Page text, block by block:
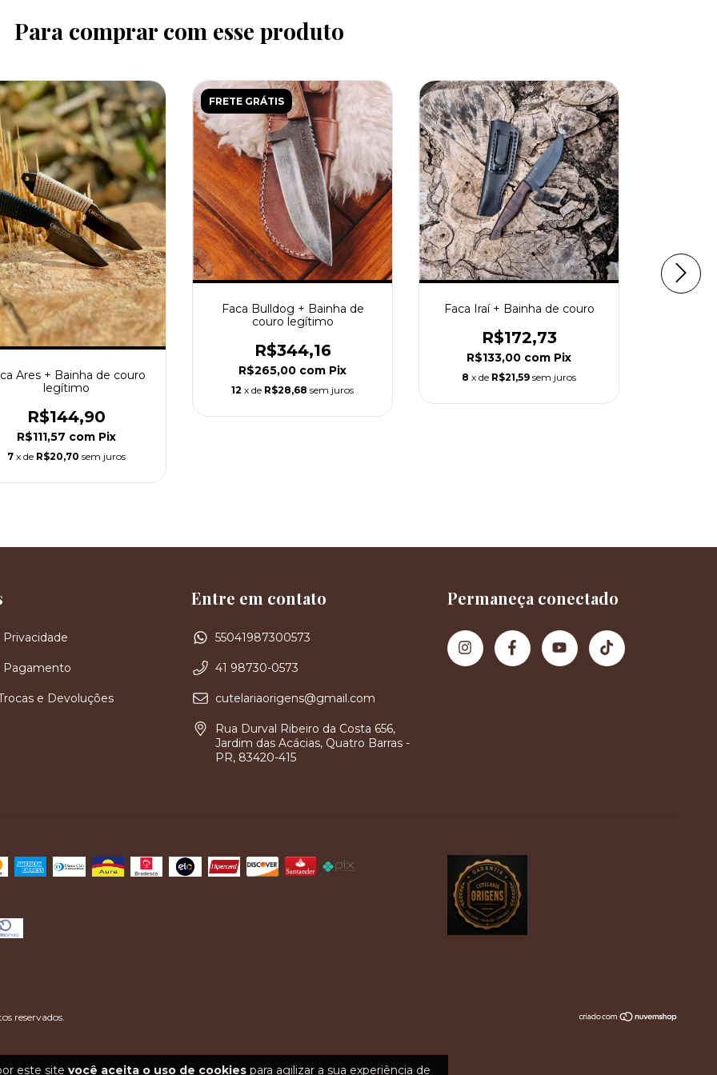
este site você aceita o uso de cookies para agilizar a sua experiência de
Para comprar com esse produto
Ares + Bainha de couro
legítimo
R$144,90
R$111,57 com Pix
7 x de R$20,70 sem juros
FRETE GRÁTIS
Faca Bulldog + Bainha de
couro legítimo
R$344,16
R$265,00 com Pix
12 x de R$28,68 sem juros
Faca Iraí + Bainha de couro
R$172,73
R$133,00 com Pix
8 x de R$21,59 sem juros
Pagamento
e Devoluções
Entre em contato
55041987300573
41 98730-0573
cutelariaorigens@gmail.com
Rua Durval Ribeiro da Costa 656,
Jardim das Acácias, Quatro Barras -
PR, 83420-415
Permaneça conectado
reservados.